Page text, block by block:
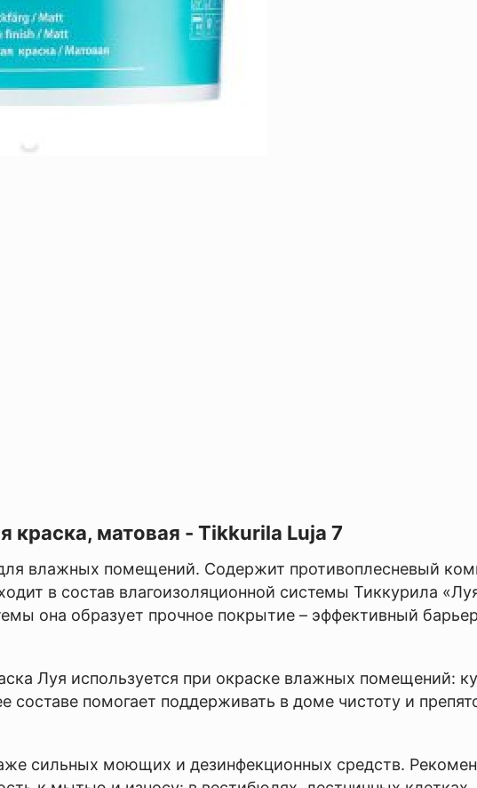
краска, матовая - Tikkurila Luja 7
влажных помещений. Содержит противоплесневый
в состав влагоизоляционной системы Тиккурила
она образует прочное покрытие – эффективный
Луя используется при окраске влажных помещений:
составе помогает поддерживать в доме чистоту и
сильных моющих и дезинфекционных средств.